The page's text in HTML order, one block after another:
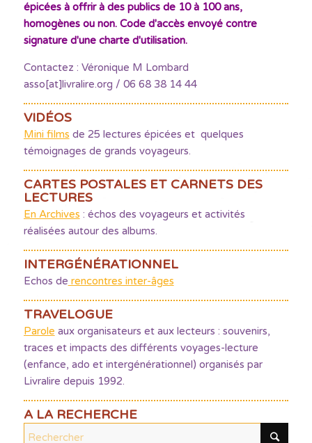
épicées à offrir à des publics de 10 à 100 ans,
homogènes ou non. Code d'accès envoyé contre
signature d'une charte d'utilisation.
Contactez : Véronique M Lombard
asso[at]livralire.org / 06 68 38 14 44
VIDÉOS
Mini films de 25 lectures épicées et quelques
témoignages de grands voyageurs.
CARTES POSTALES ET CARNETS DES
LECTURES
En Archives : échos des voyageurs et activités
réalisées autour des albums.
INTERGÉNÉRATIONNEL
Echos de rencontres inter-âges
TRAVELOGUE
Parole aux organisateurs et aux lecteurs : souvenirs,
traces et impacts des différents voyages-lecture
(enfance, ado et intergénérationnel) organisés par
Livralire depuis 1992.
A LA RECHERCHE